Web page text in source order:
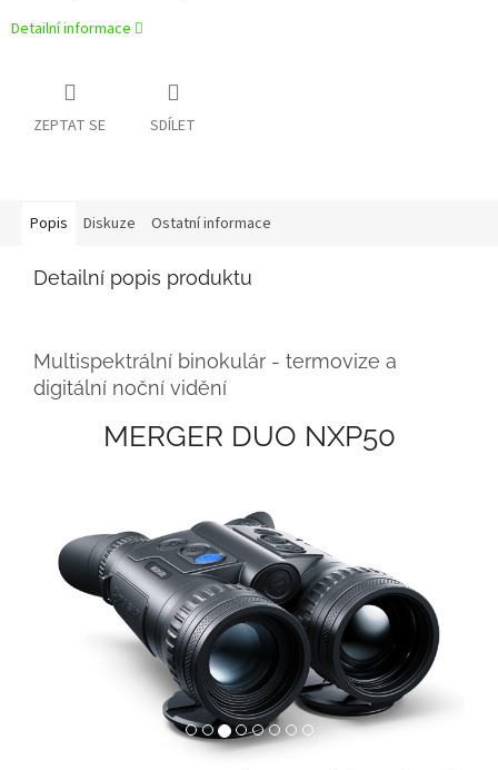
Detailní informace
ZEPTAT SE SDÍLET
Popis Diskuze Ostatní informace
Detailní popis produktu
Multispektrální binokulár - termovize a
digitální noční vidění
MERGER DUO NXP50